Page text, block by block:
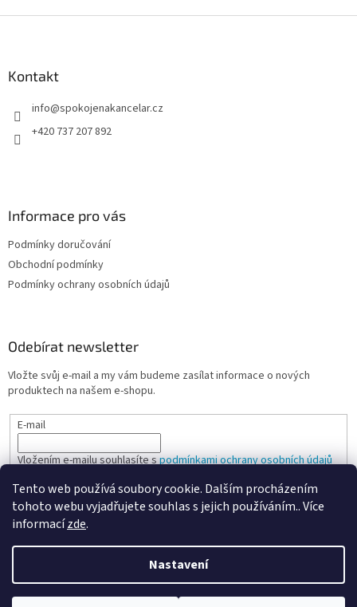
Tento web používá soubory cookie. Dalším procházením
tohoto webu vyjadřujete souhlas s jejich používáním.. Více
informacízde.
Nastavení
Kontakt
info@spokojenakancelar.cz
+420 737 207 892
Informace pro vás
Podmínky doručování
Obchodní podmínky
Podmínky ochrany osobních údajů
Odebírat newsletter
Vložte svůj e-mail a my vám budeme zasílat informace o nových
produktech na našem e-shopu.
E-mail
Vložením e-mailu souhlasíte spodmínkami ochrany osobních údajů
PŘIHLÁSIT SE
Vytvořil Shoptet